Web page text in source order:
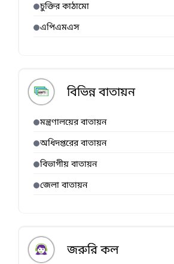
চুক্তির কাঠামো
এপিএমএস
বিভিন্ন বাতায়ন
মন্ত্রণালয়ের বাতায়ন
অধিদপ্তরের বাতায়ন
বিভাগীয় বাতায়ন
জেলা বাতায়ন
জরুরি কল